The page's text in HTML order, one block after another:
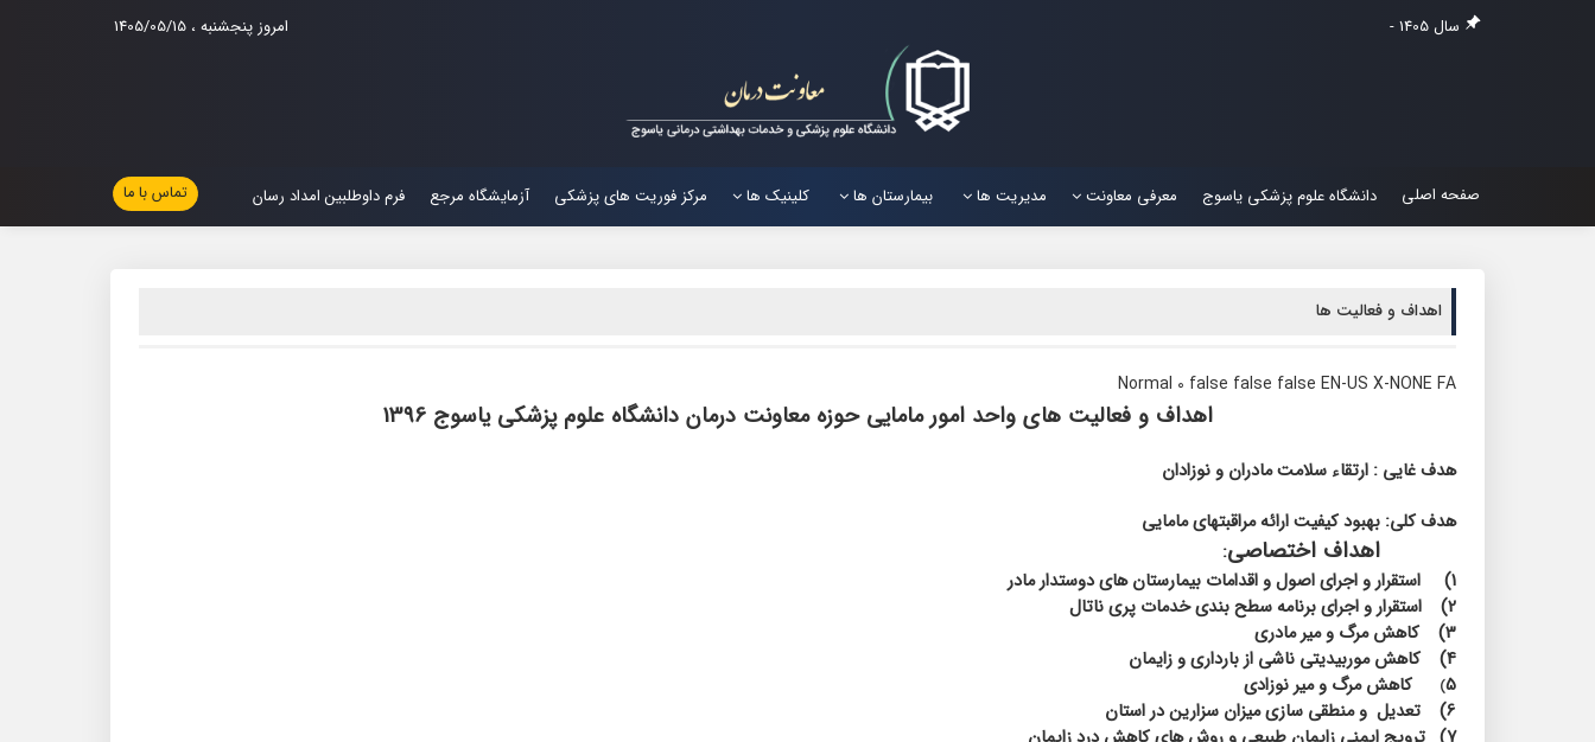
سال 1405 - امروز پنجشنبه ، 1405/05/15
صفحه اصلی دانشگاه علوم پزشکی یاسوج معرفی معاونت مدیریت ها بیمارستان ها کلینیک ها مرکز فوریت های پزشکی آزمایشگاه مرجع فرم داوطلبین امداد رسان تماس با ما
اهداف و فعالیت ها
Normal 0 false false false EN-US X-NONE FA
اهداف و فعالیت های واحد امور مامایی حوزه معاونت درمان دانشگاه علوم پزشکی یاسوج 1396
هدف غایی : ارتقاء سلامت مادران و نوزادان
هدف کلی: بهبود کیفیت ارائه مراقبتهای مامایی
اهداف اختصاصی:
1)
استقرار و اجرای اصول و اقدامات بیمارستان های دوستدار مادر
2)
استقرار و اجرای برنامه سطح بندی خدمات پری ناتال
3)
کاهش مرگ و میر مادری
4)
کاهش موربیدیتی ناشی از بارداری و زایمان
5
)
کاهش مرگ و میر نوزادی
6)
تعدیل و منطقی سازی میزان سزارین در استان